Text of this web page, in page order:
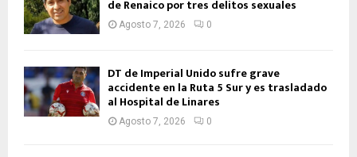
de Renaico por tres delitos sexuales
Agosto 7, 2026 0
DT de Imperial Unido sufre grave
accidente en la Ruta 5 Sur y es trasladado
al Hospital de Linares
Agosto 7, 2026 0